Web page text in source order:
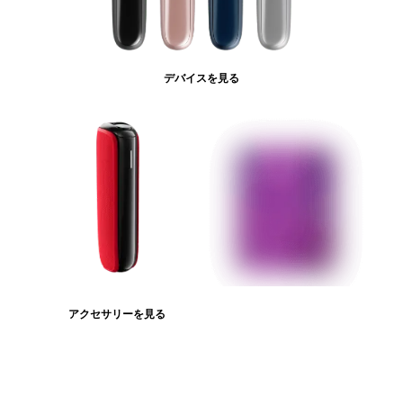
デバイスを見る
アクセサリーを見る